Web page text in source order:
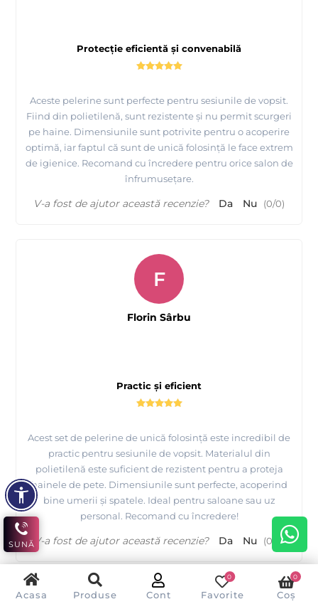
Acasa Produse Cont Favorite
0
Coș
0
Protecție eficientă și convenabilă
Aceste pelerine sunt perfecte pentru sesiunile de vopsit.
Fiind din polietilenă, sunt rezistente și nu permit scurgeri
pe haine. Dimensiunile sunt potrivite pentru o acoperire
optimă, iar faptul că sunt de unică folosință le face extrem
de igienice. Recomand cu încredere pentru orice salon de
înfrumusețare.
V-a fost de ajutor această recenzie? Da Nu (0/0)
Practic și eficient
Acest set de pelerine de unică folosință este incredibil de
practic pentru sesiunile de vopsit. Materialul din
polietilenă este suficient de rezistent pentru a proteja
hainele de pete. Dimensiunile sunt perfecte, acoperind
bine umerii și spatele. Ideal pentru saloane sau uz
personal. Recomand cu încredere!
F
Florin Sârbu
V-a fost de ajutor această recenzie? Da Nu (0 0)
SUNĂ